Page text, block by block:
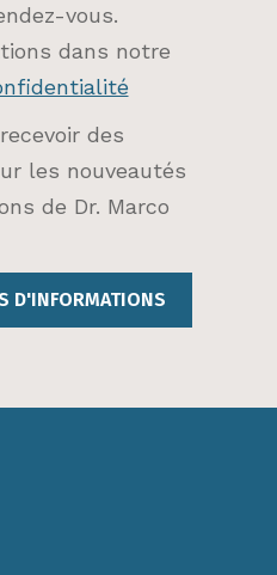
vous.
dans notre
des
les nouveautés
de Dr. Marco